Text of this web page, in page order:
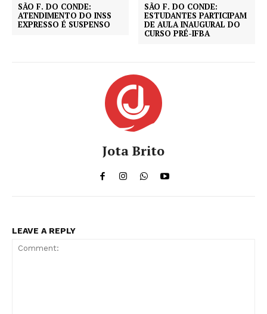
SÃO F. DO CONDE:
ATENDIMENTO DO INSS
EXPRESSO É SUSPENSO
SÃO F. DO CONDE:
ESTUDANTES PARTICIPAM
DE AULA INAUGURAL DO
CURSO PRÉ-IFBA
Jota Brito
LEAVE A REPLY